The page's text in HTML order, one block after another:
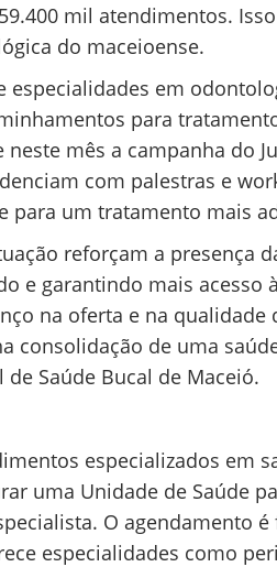
mil atendimentos.
do maceioense.
especialidades em
para
neste mês a campanha do
com palestras e
para um tratamento mais
reforçam a
e garantindo mais acesso
na oferta e na
consolidação de uma
Saúde Bucal de Maceió.
especializados em
uma Unidade de Saúde
O agendamento
especialidades como